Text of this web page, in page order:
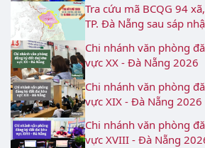
Tra cứu mã BCQG 94
TP. Đà Nẵng sau sáp
Chi nhánh văn phòng
vực XX - Đà Nẵng 2026
Chi nhánh văn phòng
vực XIX - Đà Nẵng 2026
Chi nhánh văn phòng
vực XVIII - Đà Nẵng